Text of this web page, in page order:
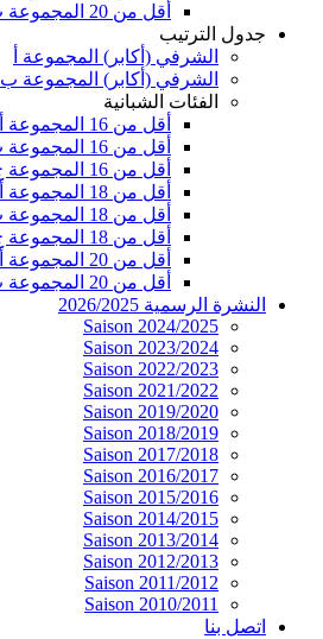
أقل من 20 المجموعة ب
جدول الترتيب
الشرفي (أكابر) المجموعة أ
الشرفي (أكابر) المجموعة ب
الفئات الشبانية
أقل من 16 المجموعة أ
أقل من 16 المجموعة ب
أقل من 16 المجموعة ج
أقل من 18 المجموعة أ
أقل من 18 المجموعة ب
أقل من 18 المجموعة ج
أقل من 20 المجموعة أ
أقل من 20 المجموعة ب
النشرة الرسمية 2026/2025
Saison 2024/2025
Saison 2023/2024
Saison 2022/2023
Saison 2021/2022
Saison 2019/2020
Saison 2018/2019
Saison 2017/2018
Saison 2016/2017
Saison 2015/2016
Saison 2014/2015
Saison 2013/2014
Saison 2012/2013
Saison 2011/2012
Saison 2010/2011
اتصل بنا